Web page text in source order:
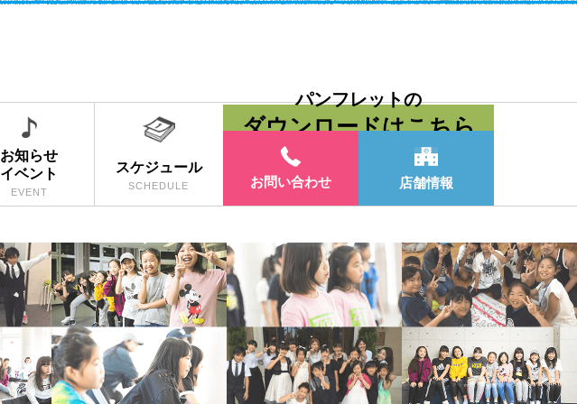
お知らせ
イベント
EVENT
スケジュール
SCHEDULE
パンフレットの
ダウンロードはこちら
お問い合わせ 店舗情報